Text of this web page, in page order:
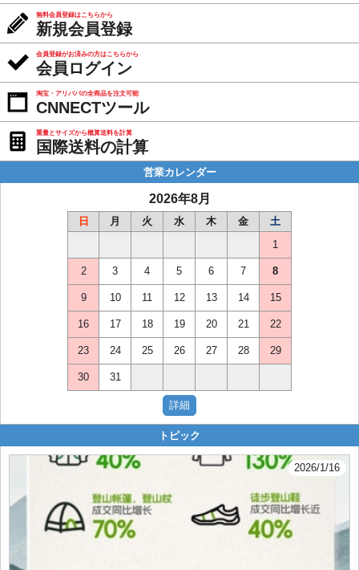
無料会員登録はこちらから
新規会員登録
会員登録がお済みの方はこちらから
会員ログイン
淘宝・アリババの全商品を注文可能
CNNECTツール
重量とサイズから概算送料を計算
国際送料の計算
営業カレンダー
2026年8月
日 月 火 水 木 金
土
1
2 3 4 5 6 7 8
9 10 11 12 13 14 15
16 17 18 19 20 21 22
23 24 25 26 27 28 29
30 31
トピック
2026/1/16